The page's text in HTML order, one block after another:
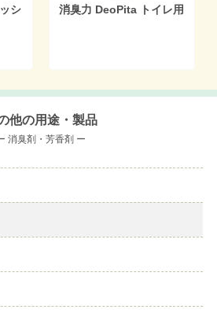
シ
消臭力 DeoPita トイレ用
他の用途・製品
消臭剤・芳香剤 ー